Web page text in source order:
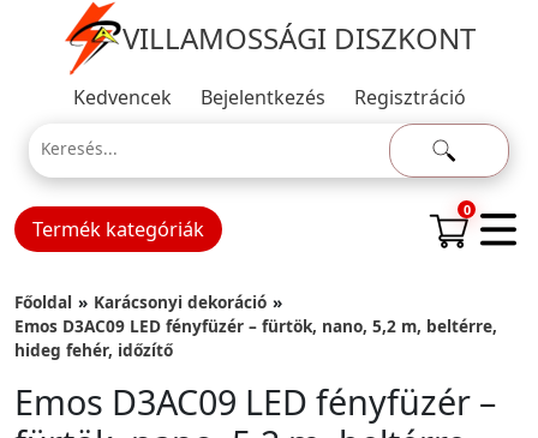
VILLAMOSSÁGI DISZKONT
Kedvencek Bejelentkezés Regisztráció
Termék kategóriák
0
Főoldal
Karácsonyi dekoráció
Emos D3AC09 LED fényfüzér – fürtök, nano, 5,2 m, beltérre,
hideg fehér, időzítő
Emos D3AC09 LED fényfüzér –